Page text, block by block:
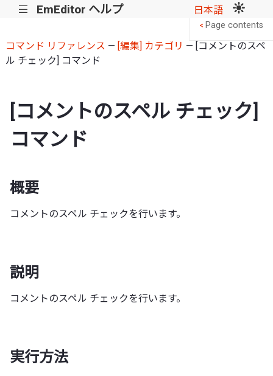
||| EmEditor ヘルプ 日本語
コマンド リファレンス — [編集] カテゴリ — [コメントのスペ
ル チェック] コマンド
[コメントのスペル チェック]
コマンド
概要
コメントのスペル チェックを行います。
説明
コメントのスペル チェックを行います。
実行方法
< Page contents